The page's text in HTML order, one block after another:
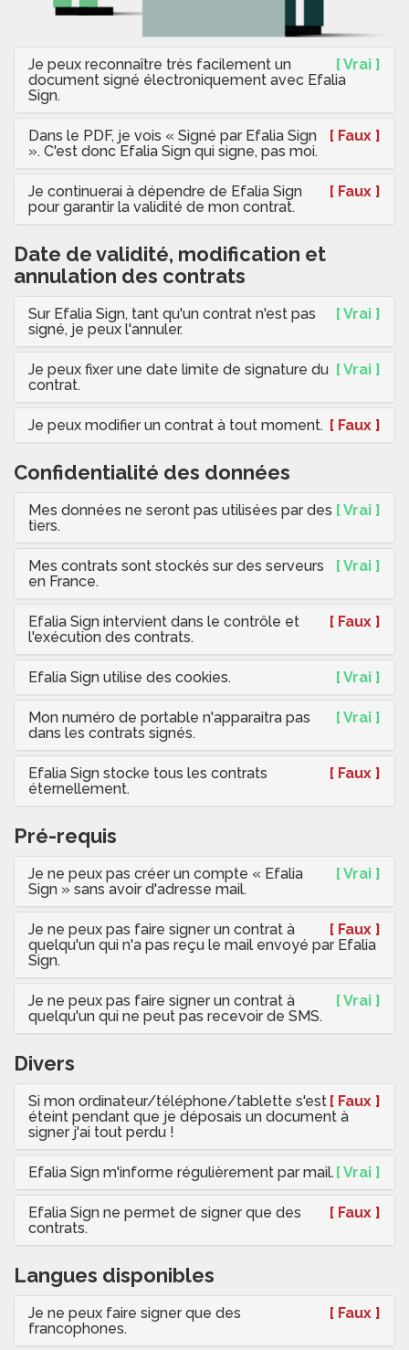
[ Vrai ]
Je peux reconnaître très facilement un
document signé électroniquement avec Efalia
Sign.
[ Faux ]
Dans le PDF, je vois « Signé par Efalia Sign
». C'est donc Efalia Sign qui signe, pas moi.
[ Faux ]
Je continuerai à dépendre de Efalia Sign
pour garantir la validité de mon contrat.
Date de validité, modification et
annulation des contrats
[ Vrai ]
Sur Efalia Sign, tant qu'un contrat n'est pas
signé, je peux l'annuler.
[ Vrai ]
Je peux fixer une date limite de signature du
contrat.
[ Faux ]
Je peux modifier un contrat à tout moment.
Confidentialité des données
[ Vrai ]
Mes données ne seront pas utilisées par des
tiers.
[ Vrai ]
Mes contrats sont stockés sur des serveurs
en France.
[ Faux ]
Efalia Sign intervient dans le contrôle et
l'exécution des contrats.
[ Vrai ]
Efalia Sign utilise des cookies.
[ Vrai ]
Mon numéro de portable n'apparaitra pas
dans les contrats signés.
[ Faux ]
Efalia Sign stocke tous les contrats
éternellement.
Pré-requis
[ Vrai ]
Je ne peux pas créer un compte « Efalia
Sign » sans avoir d'adresse mail.
[ Faux ]
Je ne peux pas faire signer un contrat à
quelqu'un qui n'a pas reçu le mail envoyé par Efalia
Sign.
[ Vrai ]
Je ne peux pas faire signer un contrat à
quelqu'un qui ne peut pas recevoir de SMS.
Divers
[ Faux ]
Si mon ordinateur/téléphone/tablette s'est
éteint pendant que je déposais un document à
signer j'ai tout perdu !
[ Vrai ]
Efalia Sign m'informe régulièrement par mail.
[ Faux ]
Efalia Sign ne permet de signer que des
contrats.
Langues disponibles
[ Faux ]
Je ne peux faire signer que des
francophones.